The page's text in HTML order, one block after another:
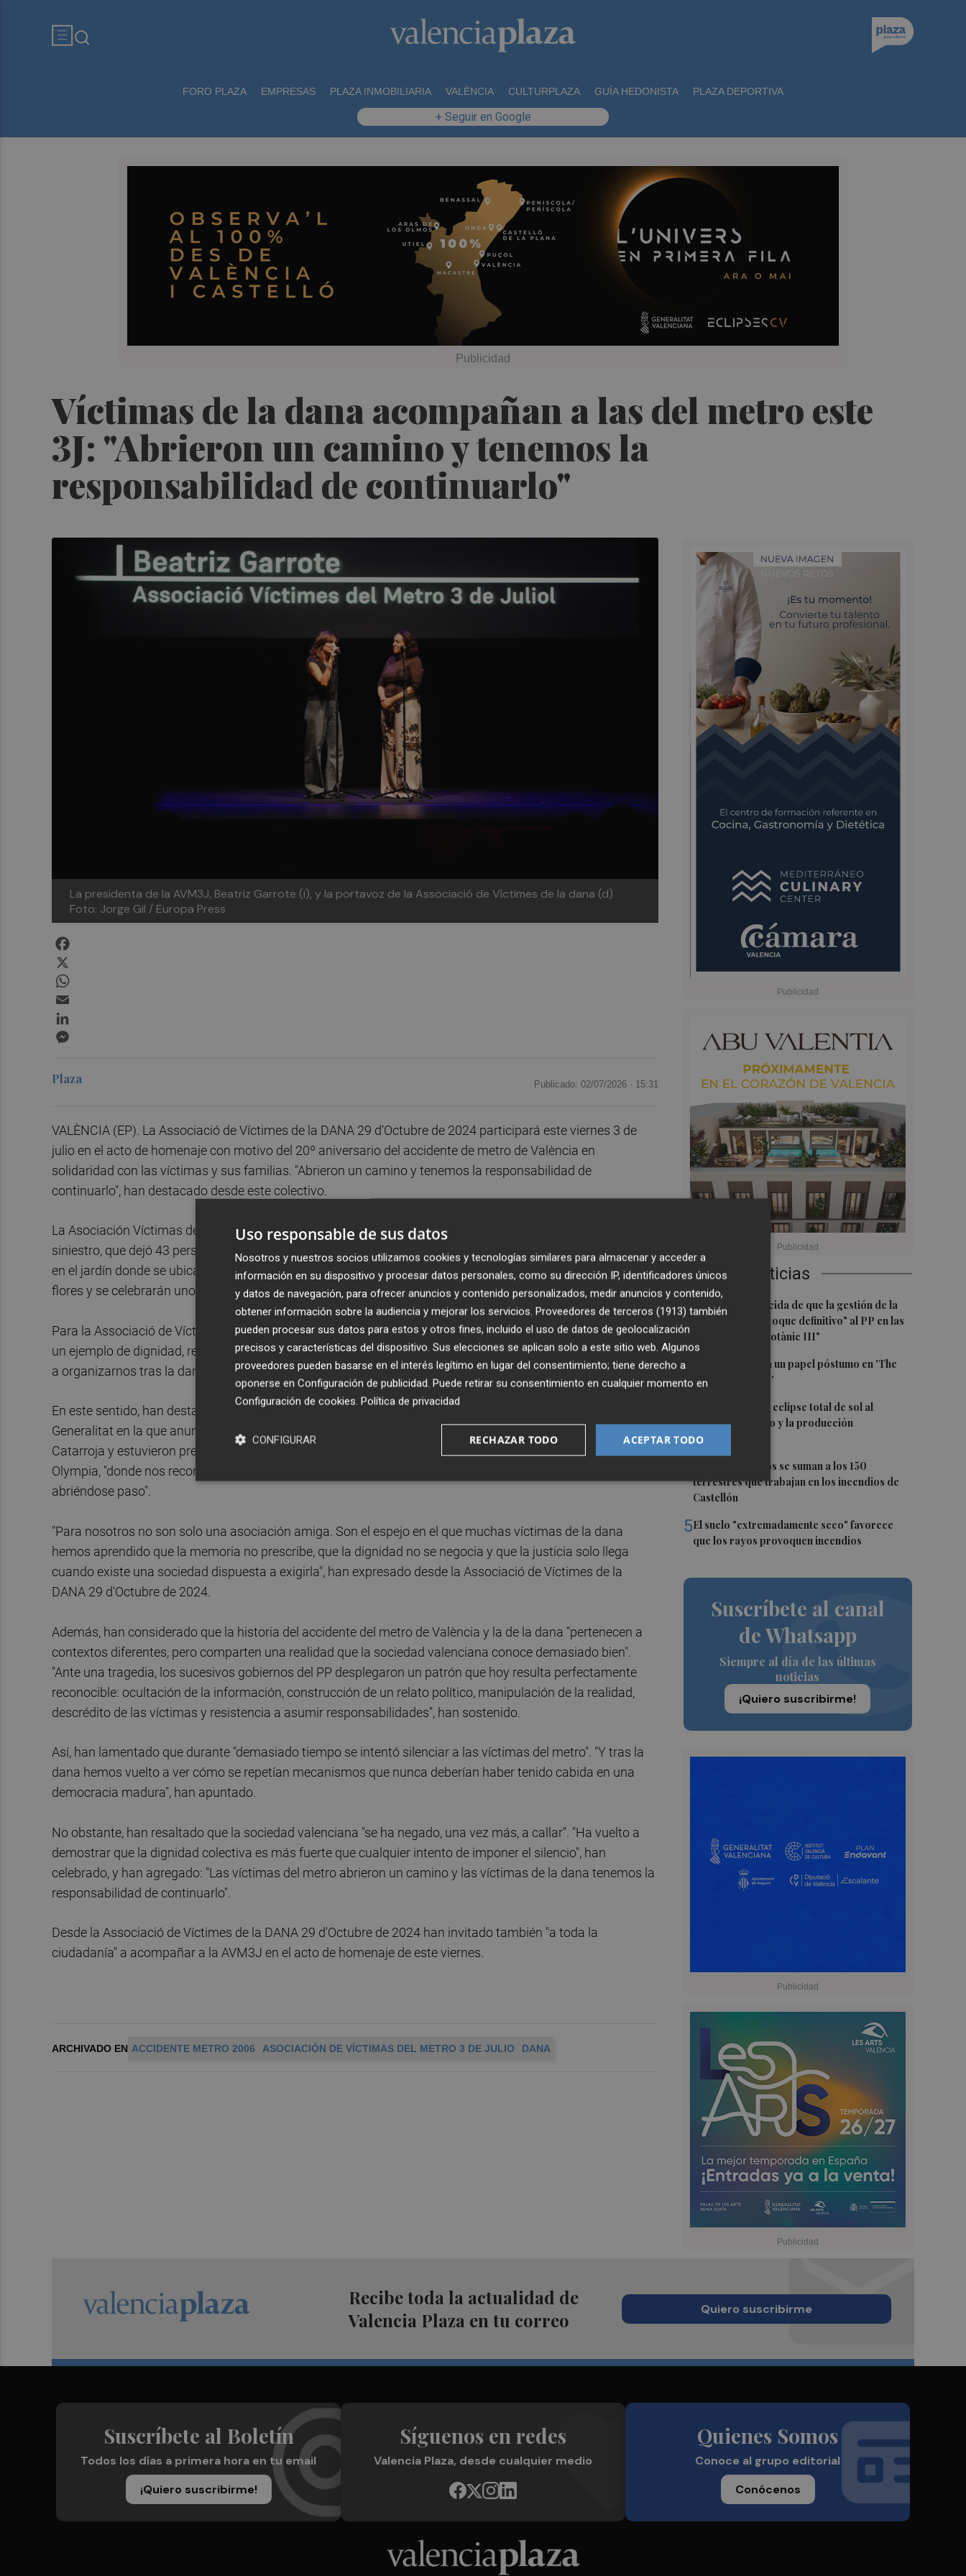
FORO PLAZA EMPRESAS PLAZA INMOBILIARIA VALÈNCIA CULTURPLAZA GUÍA HEDONISTA PLAZA DEPORTIVA
+ Seguir en Google
Víctimas de la dana acompañan a las del metro este
3J: "Abrieron un camino y tenemos la
responsabilidad de continuarlo"
La presidenta de la AVM3J, Beatriz Garrote (i), y la portavoz de la Associació de Víctimes de la dana (d)
Foto: Jorge Gil / Europa Press
Últimas Noticias
1 Morant, convencida de que la gestión de la
dana será "el estoque definitivo" al PP en las
urnas: "Habrá Botànic III"
2
Sam Neill tendrá un papel póstumo en 'The
Legend of Zelda'
¿Cómo afecta el eclipse total de sol al
sistema eléctrico y la producción
fotovoltaica?
18 medios aéreos se suman a los 150
terrestres que trabajan en los incendios de
Castellón
5El suelo "extremadamente seco" favorece
que los rayos provoquen incendios
Suscríbete al canal
de Whatsapp
Siempre al día de las últimas
noticias
¡Quiero suscribirme!
Plaza Publicado: 02/07/2026 · 15:31
VALÈNCIA (EP). La Associació de Víctimes de la DANA 29 d'Octubre de 2024 participará este viernes 3 de
julio en el acto de homenaje con motivo del 20º aniversario del accidente de metro de València en
solidaridad con las víctimas y sus familias. "Abrieron un camino y tenemos la responsabilidad de
continuarlo", han destacado desde este colectivo.
La Asociación Víctimas del Metro 3 Julio (AVM3J) organiza un acto para recordar el 20 aniversario del
siniestro, que dejó 43 personas fallecidas y 47 heridas en 2006. Se celebrará a las 13.00 horas este viernes
en el jardín donde se ubica el monumento en recuerdo de las víctimas del accidente. Allí se depositarán unas
flores y se celebrarán unos minutos de silencio.
Para la Associació de Víctimes de la DANA 29 d'Octubre de 2024, las del metro "han sido, desde el primer día,
un ejemplo de dignidad, resistencia y compromiso con la verdad". "Cuando nosotros apenas empezábamos
a organizarnos tras la dana, ellas ya estaban a nuestro lado", han valorado.
En este sentido, han destacado que estas ya participaron en una rueda de prensa ante el Palau de la
Generalitat en la que anunciaron la personación judicial en la causa que se desarrolla en el juzgado de
Catarroja y estuvieron presentes también en el acto del primer aniversario de la dana celebrado en el Teatro
Olympia, "donde nos recordaron que la perseverancia es el único camino para que la verdad termine
abriéndose paso".
"Para nosotros no son solo una asociación amiga. Son el espejo en el que muchas víctimas de la dana
hemos aprendido que la memoria no prescribe, que la dignidad no se negocia y que la justicia solo llega
cuando existe una sociedad dispuesta a exigirla", han expresado desde la Associació de Víctimes de la
DANA 29 d'Octubre de 2024.
Además, han considerado que la historia del accidente del metro de València y la de la dana "pertenecen a
contextos diferentes, pero comparten una realidad que la sociedad valenciana conoce demasiado bien".
"Ante una tragedia, los sucesivos gobiernos del PP desplegaron un patrón que hoy resulta perfectamente
reconocible: ocultación de la información, construcción de un relato político, manipulación de la realidad,
descrédito de las víctimas y resistencia a asumir responsabilidades", han sostenido.
Así, han lamentado que durante "demasiado tiempo se intentó silenciar a las víctimas del metro". "Y tras la
dana hemos vuelto a ver cómo se repetían mecanismos que nunca deberían haber tenido cabida en una
democracia madura", han apuntado.
No obstante, han resaltado que la sociedad valenciana "se ha negado, una vez más, a callar". "Ha vuelto a
demostrar que la dignidad colectiva es más fuerte que cualquier intento de imponer el silencio", han
celebrado, y han agregado: "Las víctimas del metro abrieron un camino y las víctimas de la dana tenemos la
responsabilidad de continuarlo".
Desde la Associació de Víctimes de la DANA 29 d'Octubre de 2024 han invitado también "a toda la
ciudadanía" a acompañar a la AVM3J en el acto de homenaje de este viernes.
ARCHIVADO EN ACCIDENTE METRO 2006 ASOCIACIÓN DE VÍCTIMAS DEL METRO 3 DE JULIO DANA
Recibe toda la actualidad de
Valencia Plaza en tu correo
Quiero suscribirme
Suscríbete al Boletín
Todos los días a primera hora en tu email
¡Quiero suscribirme!
Síguenos en redes
Valencia Plaza, desde cualquier medio
Quienes Somos
Conoce al grupo editorial
Conócenos
Uso responsable de sus datos
Nosotros y nuestros socios utilizamos cookies y tecnologías similares para almacenar y acceder a
información en su dispositivo y procesar datos personales, como su dirección IP, identificadores únicos
y datos de navegación, para ofrecer anuncios y contenido personalizados, medir anuncios y contenido,
obtener información sobre la audiencia y mejorar los servicios. Proveedores de terceros (1913) también
pueden procesar sus datos para estos y otros fines, incluido el uso de datos de geolocalización
precisos y características del dispositivo. Sus elecciones se aplican solo a este sitio web. Algunos
proveedores pueden basarse en el interés legítimo en lugar del consentimiento; tiene derecho a
oponerse en Configuración de publicidad. Puede retirar su consentimiento en cualquier momento en
Configuración de cookies. Política de privacidad
ACEPTAR TODO
RECHAZAR TODO
CONFIGURAR